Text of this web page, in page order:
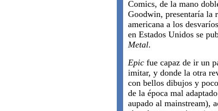
Comics, de la mano
Goodwin, presentaría la
americana a los
en Estados Unidos se
Metal.
Epic fue capaz de ir un
imitar, y donde la otra
con bellos dibujos y
de la época mal
aupado al mainstream),